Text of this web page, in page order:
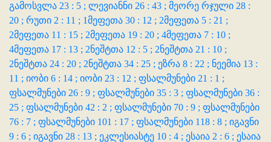
გამოსვლა 23 : 5 ; ლევიანნი 26 : 43 ; მეორე რჯული 28 :
20 ; რუთი 2 : 11 ; 1მეფეთა 30 : 12 ; 2მეფეთა 5 : 21 ;
2მეფეთა 11 : 15 ; 2მეფეთა 19 : 20 ; 4მეფეთა 7 : 10 ;
4მეფეთა 17 : 13 ; 2ნეშტთა 12 : 5 ; 2ნეშტთა 21 : 10 ;
2ნეშტთა 24 : 20 ; 2ნეშტთა 34 : 25 ; ეზრა 8 : 22 ; ნეემია 13 :
11 ; იობი 6 : 14 ; იობი 23 : 12 ; ფსალმუნები 21 : 1 ;
ფსალმუნები 26 : 9 ; ფსალმუნები 35 : 3 ; ფსალმუნები 36 :
25 ; ფსალმუნები 42 : 2 ; ფსალმუნები 70 : 9 ; ფსალმუნები
76 : 7 ; ფსალმუნები 101 : 17 ; ფსალმუნები 118 : 8 ; იგავნი
9 : 6 ; იგავნი 28 : 13 ; ეკლესიასტე 10 : 4 ; ესაია 2 : 6 ; ესაია